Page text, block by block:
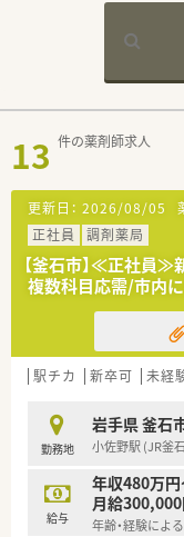
13 件の薬剤師求人
更新日： 2026/08/05
正社員
調剤薬局
【釜石市】≪正社員
複数科目応需/市内
駅チカ 新卒可 未経
勤務地
岩手県 釜石
小佐野駅 (JR釜
給与
年収480万
月給
年齢・経験による